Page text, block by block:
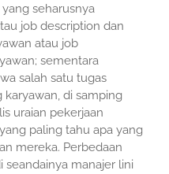
seharusnya
job description dan
atau job
sementara
salah satu tugas
karyawan, di samping
uraian pekerjaan
paling tahu apa yang
mereka. Perbedaan
manajer lini